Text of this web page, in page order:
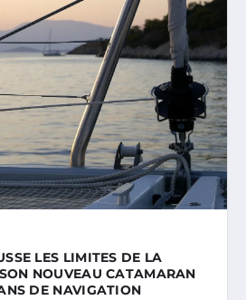
LES LIMITES DE LA
NOUVEAU CATAMARAN
DE NAVIGATION